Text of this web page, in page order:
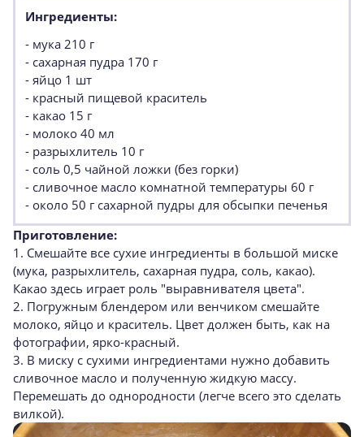
Ингредиенты:
- мука 210 г
- сахарная пудра 170 г
- яйцо 1 шт
- красный пищевой краситель
- какао 15 г
- молоко 40 мл
- разрыхлитель 10 г
- соль 0,5 чайной ложки (без горки)
- сливочное масло комнатной температуры 60 г
- около 50 г сахарной пудры для обсыпки печенья
Приготовление:
1. Смешайте все сухие ингредиенты в большой миске
(мука, разрыхлитель, сахарная пудра, соль, какао).
Какао здесь играет роль "выравнивателя цвета".
2. Погружным блендером или венчиком смешайте
молоко, яйцо и краситель. Цвет должен быть, как на
фотографии, ярко-красный.
3. В миску с сухими ингредиентами нужно добавить
сливочное масло и полученную жидкую массу.
Перемешать до однородности (легче всего это сделать
вилкой).